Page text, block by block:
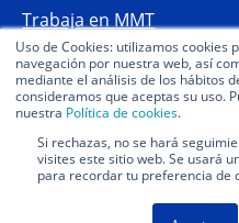
Uso de Cookies: utilizamos
navegación por nuestra web, así
mediante el análisis de los hábitos
consideramos que aceptas su uso.
nuestra Política de cookies.
Si rechazas, no se hará
visites este sitio web. Se usará
para recordar tu preferencia de
Trabaja en MMT
Preguntas frecuentes
Declaración de
Copyright 2026 Mutua MMT